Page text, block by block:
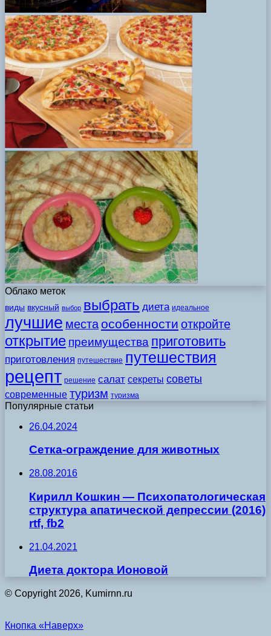
Облако меток
виды вкусный выбор выбрать диета идеальное
лучшие места особенности откройте
открытие преимущества приготовить
приготовления путешествие путешествия
рецепт решение салат секреты советы
современные туризм туризма
Популярные статьи
26.04.2024
Сетка-ограждение для животных
28.08.2016
Кирилл Кошкин — Психопатологическая
структура апатической депрессии (2016)
rtf, fb2
21.04.2021
Диета доктора Ионовой
© Copyright 2026, Kumirnn.ru
Кнопка «Наверх»